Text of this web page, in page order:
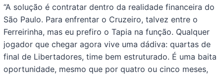
“A solução é contratar dentro da realidade financeira do
São Paulo. Para enfrentar o Cruzeiro, talvez entre o
Ferreirinha, mas eu prefiro o Tapia na função. Qualquer
jogador que chegar agora vive uma dádiva: quartas de
final de Libertadores, time bem estruturado. É uma baita
oportunidade, mesmo que por quatro ou cinco meses,